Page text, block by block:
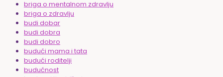
briga o mentalnom zdravlju
briga o zdravlju
budi dobar
budi dobra
budi dobro
budući mama i tata
budući roditelji
budućnost